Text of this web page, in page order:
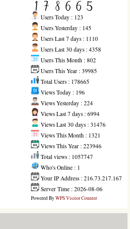
Users Today : 123
Users Yesterday : 145
Users Last 7 days : 1110
Users Last 30 days : 4358
Users This Month : 802
Users This Year : 39985
Total Users : 178665
Views Today : 196
Views Yesterday : 224
Views Last 7 days : 6994
Views Last 30 days : 31476
Views This Month : 1321
Views This Year : 223946
Total views : 1057747
Who's Online : 1
Your IP Address : 216.73.217.167
Server Time : 2026-08-06
Powered ByWPS Visitor Counter